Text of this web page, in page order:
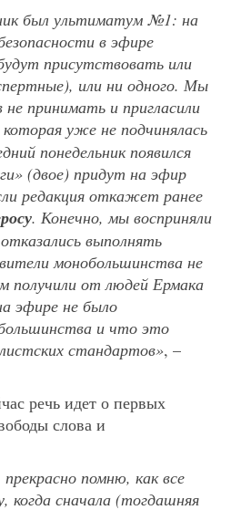
был ультиматум №1: на
в эфире
присутствовать или
или ни одного. Мы
принимать и пригласили
уже не подчинялась
понедельник появился
(двое) придут на эфир
редакция откажет ранее
. Конечно, мы восприняли
выполнять
монобольшинства не
получили от людей Ермака
эфире не было
и что это
стандартов», –
речь идет о первых
слова и
помню, как все
когда сначала (тогдашняя